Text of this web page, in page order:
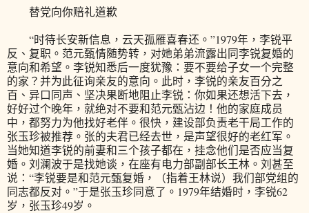
替党向你赔礼道歉
“时待长安新信息，云天孤雁喜春还。”1979年，李锐平
反、复职。范元甄情随势转，对她弟弟流露出同李锐复婚的
意向和希望。李锐知悉后一度犹豫：要不要给子女一个完整
的家？并为此征询亲友的意向。此时，李锐的亲友百分之
百、异口同声、坚决果断地阻止李锐：你如果还想活下去，
好好过个晚年，就绝对不要和范元甄沾边！他的家庭成员
中，都努力为他找好老伴。很快，建设部负责老干局工作的
张玉珍被推荐。张的夫君已经去世，是声望很好的老红军。
当她知道李锐的前妻和三个孩子都在，挂念他们是否应当复
婚。刘澜波于是找她谈，在座有电力部副部长王林。刘甚至
说：“李锐要是和范元甄复婚，（指着王林说）我们部党组的
同志都反对。”于是张玉珍同意了。1979年结婚时，李锐62
岁，张玉珍49岁。